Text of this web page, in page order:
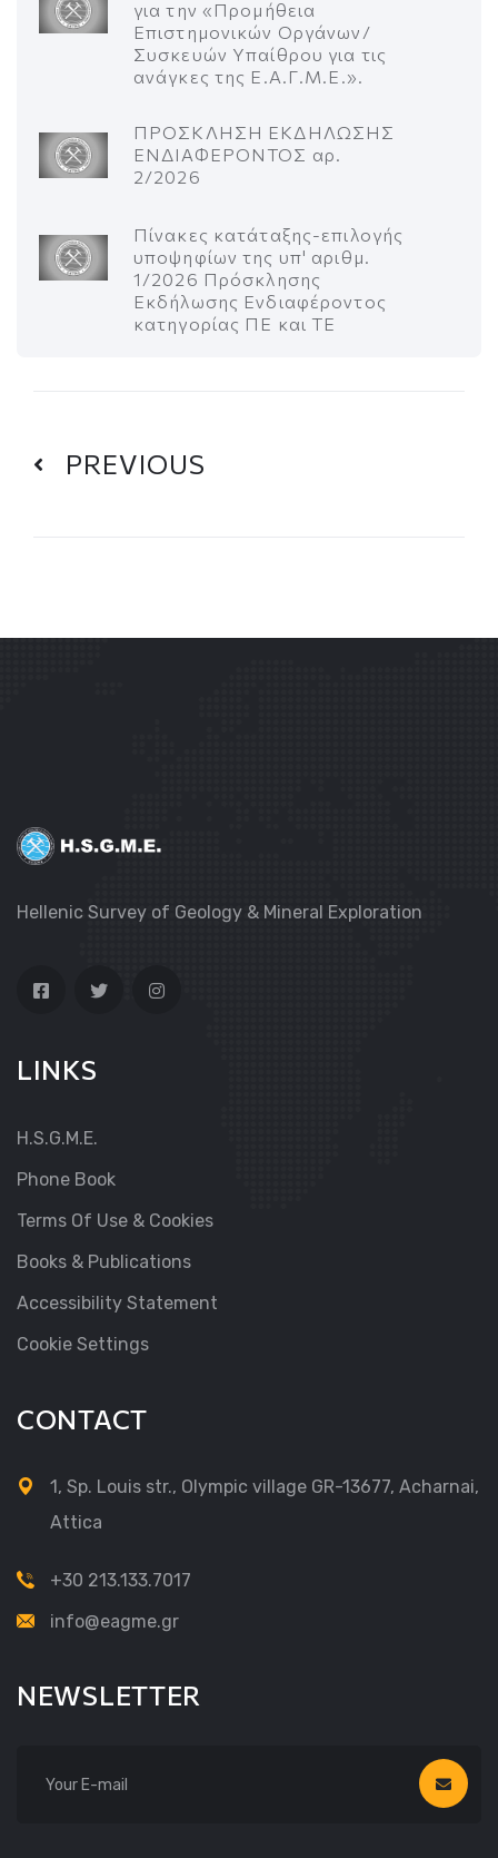
για την «Προμήθεια
Επιστημονικών Οργάνων/
Συσκευών Υπαίθρου για τις
ανάγκες της Ε.Α.Γ.Μ.Ε.».
ΠΡΟΣΚΛΗΣΗ ΕΚΔΗΛΩΣΗΣ
ΕΝΔΙΑΦΕΡΟΝΤΟΣ αρ.
2/2026
Πίνακες κατάταξης-επιλογής
υποψηφίων της υπ' αριθμ.
1/2026 Πρόσκλησης
Εκδήλωσης Ενδιαφέροντος
κατηγορίας ΠΕ και ΤΕ
PREVIOUS
Hellenic Survey of Geology & Mineral Exploration
LINKS
H.S.G.M.E.
Phone Book
Terms Of Use & Cookies
Books & Publications
Accessibility Statement
Cookie Settings
CONTACT
1, Sp. Louis str., Olympic village GR-13677, Acharnai,
Attica
+30 213.133.7017
info@eagme.gr
NEWSLETTER